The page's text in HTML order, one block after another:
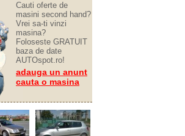
Cauti oferte de
masini second hand?
Vrei sa-ti vinzi
masina?
Foloseste GRATUIT
baza de date
AUTOspot.ro!
adauga un anunt
cauta o masina